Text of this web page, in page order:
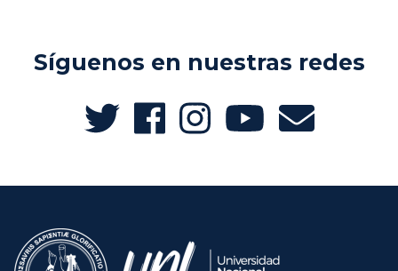
Síguenos en nuestras redes